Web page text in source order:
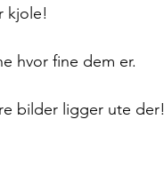
kjole!
hvor fine dem er.
bilder ligger ute der!